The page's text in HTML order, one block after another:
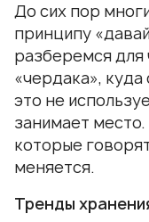
До сих пор
принципу
разберемся для
«чердака»,
это не
занимает
которые
меняется.
Тренды